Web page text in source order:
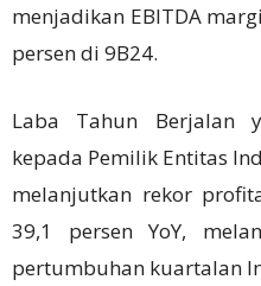
menjadikan EBITDA
persen di 9B24.
Laba Tahun Berjalan
kepada Pemilik Entitas
melanjutkan rekor
39,1 persen YoY,
pertumbuhan kuartalan